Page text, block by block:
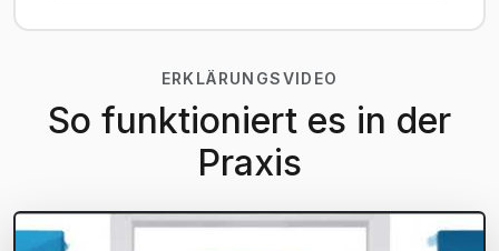
ERKLÄRUNGSVIDEO
So funktioniert es in der
Praxis